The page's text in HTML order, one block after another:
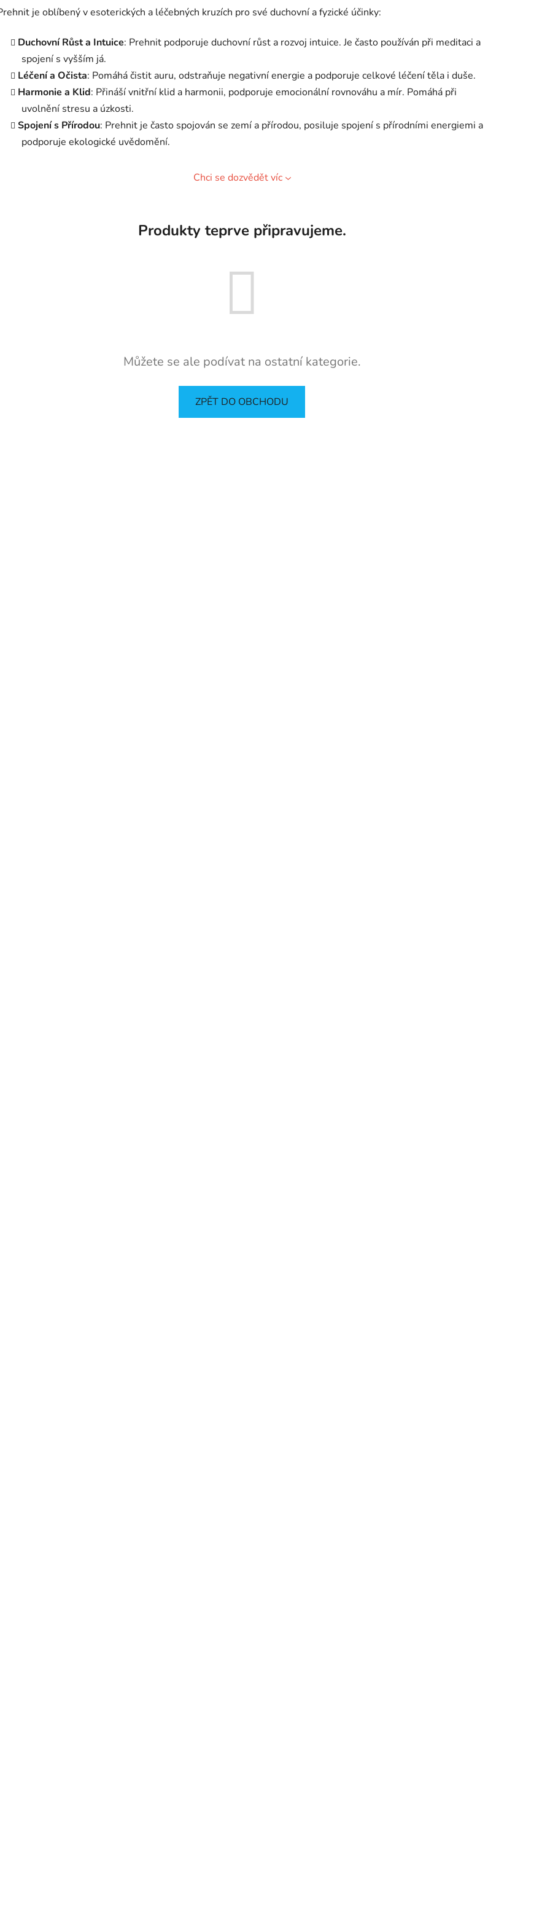
je oblíbený v esoterických a léčebných kruzích pro své duchovní a fyzické účinky:
Duchovní Růst a Intuice: Prehnit podporuje duchovní růst a rozvoj intuice. Je často používán při meditaci a
spojení s vyšším já.
Léčení a Očista: Pomáhá čistit auru, odstraňuje negativní energie a podporuje celkové léčení těla i duše.
Harmonie a Klid: Přináší vnitřní klid a harmonii, podporuje emocionální rovnováhu a mír. Pomáhá při
uvolnění stresu a úzkosti.
Spojení s Přírodou: Prehnit je často spojován se zemí a přírodou, posiluje spojení s přírodními energiemi a
podporuje ekologické uvědomění.
Chci se dozvědět víc
Produkty teprve připravujeme.
Můžete se ale podívat na ostatní kategorie.
ZPĚT DO OBCHODU